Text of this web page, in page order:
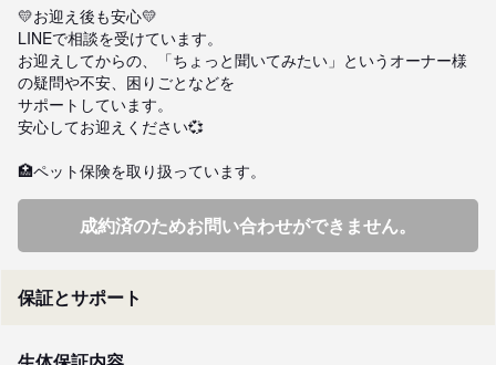
💛お迎え後も安心💛
LINEで相談を受けています。
お迎えしてからの、「ちょっと聞いてみたい」というオーナー様
の疑問や不安、困りごとなどを
サポートしています。
安心してお迎えください💞
🏥ペット保険を取り扱っています。
成約済のためお問い合わせができません。
保証とサポート